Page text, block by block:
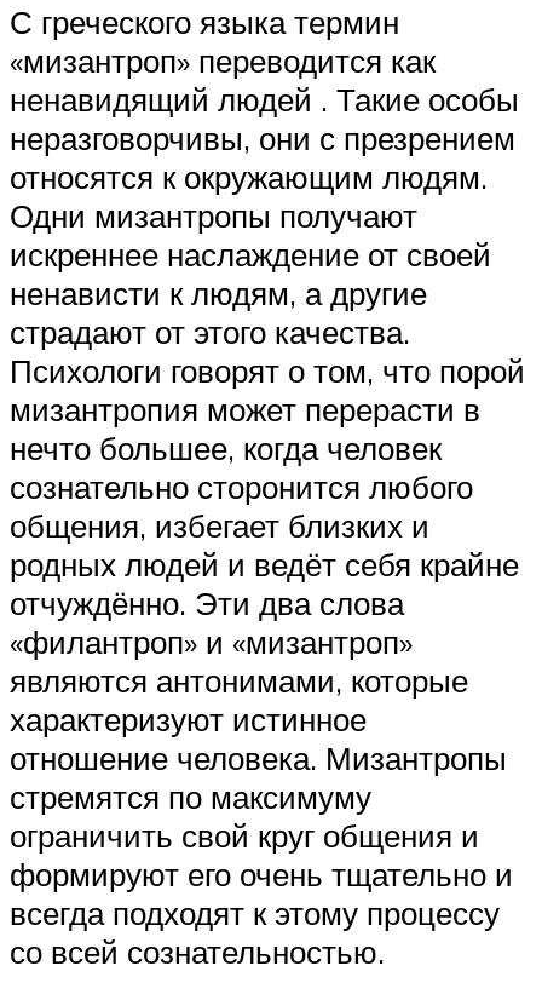
С греческого языка термин
«мизантроп» переводится как
ненавидящий людей . Такие особы
неразговорчивы, они с презрением
относятся к окружающим людям.
Одни мизантропы получают
искреннее наслаждение от своей
ненависти к людям, а другие
страдают от этого качества.
Психологи говорят о том, что порой
мизантропия может перерасти в
нечто большее, когда человек
сознательно сторонится любого
общения, избегает близких и
родных людей и ведёт себя крайне
отчуждённо. Эти два слова
«филантроп» и «мизантроп»
являются антонимами, которые
характеризуют истинное
отношение человека. Мизантропы
стремятся по максимуму
ограничить свой круг общения и
формируют его очень тщательно и
всегда подходят к этому процессу
со всей сознательностью.